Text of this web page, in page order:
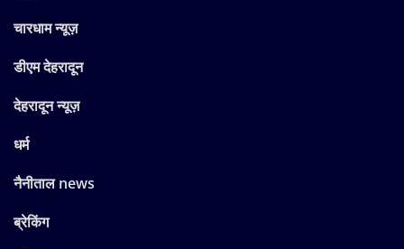
चारधाम न्यूज़
डीएम देहरादून
देहरादून न्यूज़
धर्म
नैनीताल news
ब्रेकिंग